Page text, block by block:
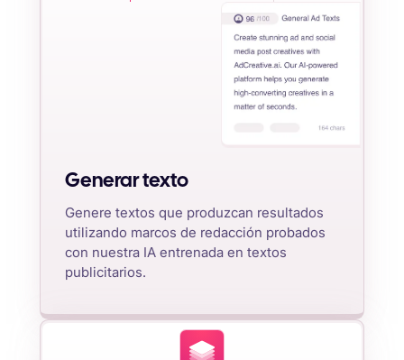
Generar texto
Genere textos que produzcan resultados
utilizando marcos de redacción probados
con nuestra IA entrenada en textos
publicitarios.